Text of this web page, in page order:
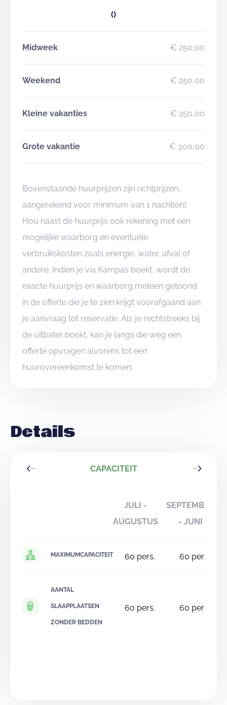
()
Midweek € 250,00
Weekend € 250,00
Kleine vakanties € 250,00
Grote vakantie € 300,00
Bovenstaande huurprijzen zijn richtprijzen,
aangerekend voor minimum van 1 nacht(en).
Hou naast de huurprijs ook rekening met een
mogelijke waarborg en eventuele
verbruikskosten zoals energie, water, afval of
andere. Indien je via Kampas boekt, wordt de
exacte huurprijs en waarborg meteen getoond
in de offerte die je te zien krijgt voorafgaand aan
je aanvraag tot reservatie. Als je rechtstreeks bij
de uitbater boekt, kan je langs die weg een
offerte opvragen alvorens tot een
huurovereenkomst te komen.
Details
CAPACITEIT
JULI -
AUGUSTUS
SEPTEMBER
- JUNI
MAXIMUMCAPACITEIT 60 pers. 60 pers.
AANTAL
SLAAPPLAATSEN
ZONDER BEDDEN
60 pers. 60 pers.